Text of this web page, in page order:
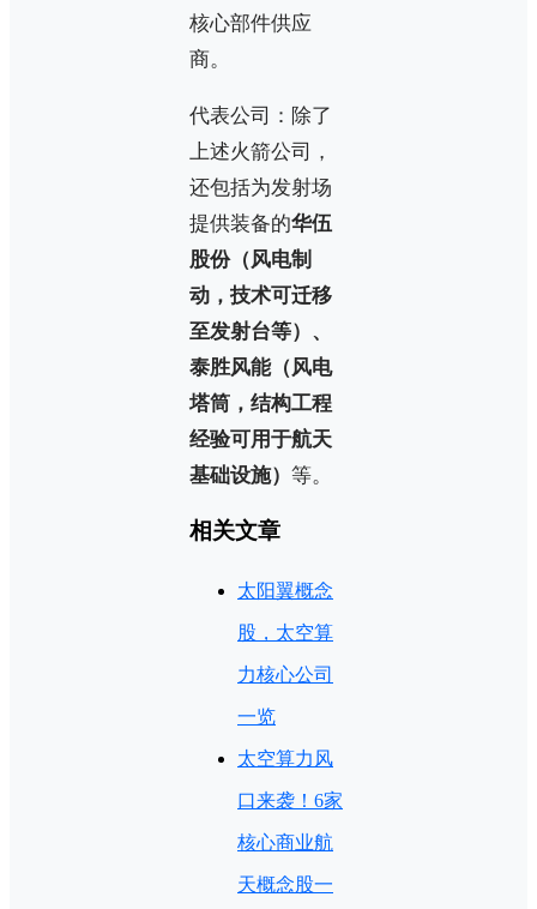
核心部件供应
商。
代表公司：除了
上述火箭公司，
还包括为发射场
提供装备的华伍
股份（风电制
动，技术可迁移
至发射台等）、
泰胜风能（风电
塔筒，结构工程
经验可用于航天
基础设施） 等。
相关文章
太阳翼概念
股，太空算
力核心公司
一览
太空算力风
口来袭！6家
核心商业航
天概念股一